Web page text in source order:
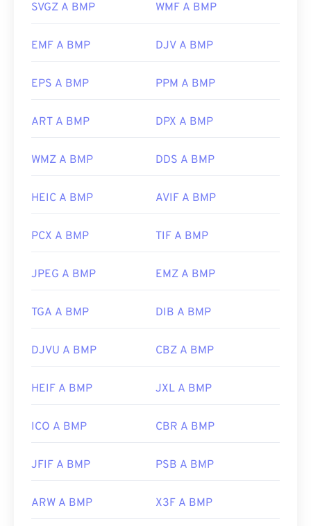
dispositivo o indipendente. Il formato BMP si apre
spesso associato ai sistemi operativi Microsoft.
formato BMP indipendente dal dispositivo, o
sistemi operativi o applicazioni.
Oltre ad aprire i file BMP, è possibile utilizzarne
è necessario convertire il file BMP in un'immagine
Altre applicazioni che possono aprire i file BMP
Sviluppato da:
Microsoft Corporation
Link utili:
us/windows/win32/gdi/bitmaps
SVGZ A BMP WMF A BMP
EMF A BMP DJV A BMP
EPS A BMP PPM A BMP
ART A BMP DPX A BMP
WMZ A BMP DDS A BMP
HEIC A BMP AVIF A BMP
PCX A BMP TIF A BMP
JPEG A BMP EMZ A BMP
TGA A BMP DIB A BMP
DJVU A BMP CBZ A BMP
HEIF A BMP JXL A BMP
ICO A BMP CBR A BMP
JFIF A BMP PSB A BMP
ARW A BMP X3F A BMP